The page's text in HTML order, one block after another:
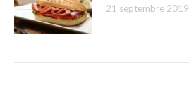
21 septembre 2019